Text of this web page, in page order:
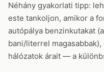
Néhány gyakorlati tipp:
este tankoljon, amikor a
autópálya benzinkutakat
bani/literrel
hálózatok árait — a